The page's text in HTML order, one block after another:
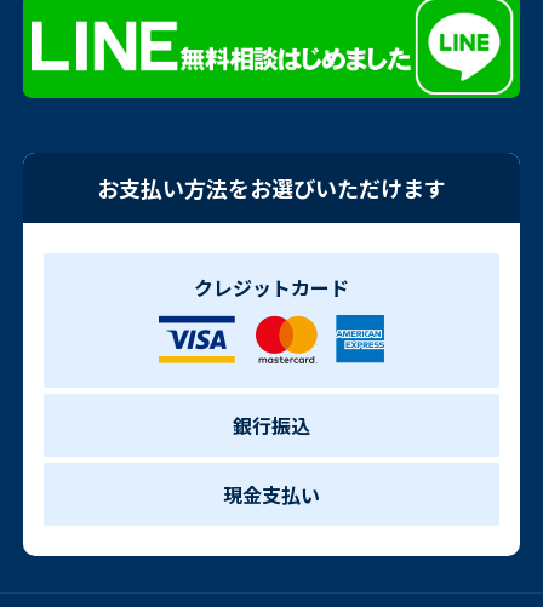
お支払い方法をお選びいただけます
クレジットカード
銀行振込
現金支払い